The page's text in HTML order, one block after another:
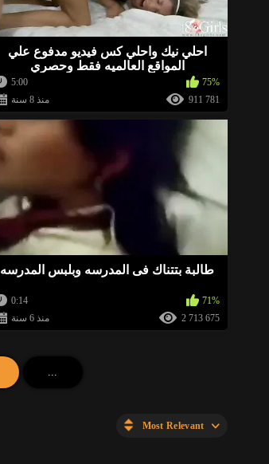
احلي نيك واحلي كس فيديو مدفوع علي
المواقع العالميه فقط وحصري
5:00
75%
منذ 8 سنة
911 781
طالبة بتتناك فى المدرسه وبلبس المدرسه
0:14
71%
منذ 6 سنة
2 713 675
Most Relevant